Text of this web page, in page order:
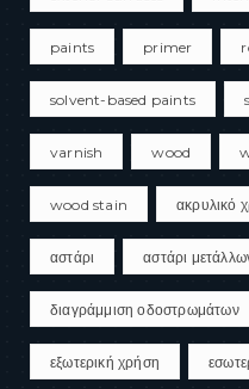
paints primer
solvent-based paints
varnish wood
wood stain ακρυλικό
αστάρι αστάρι
διαγράμμιση οδοστρωμάτων
εξωτερική χρήση